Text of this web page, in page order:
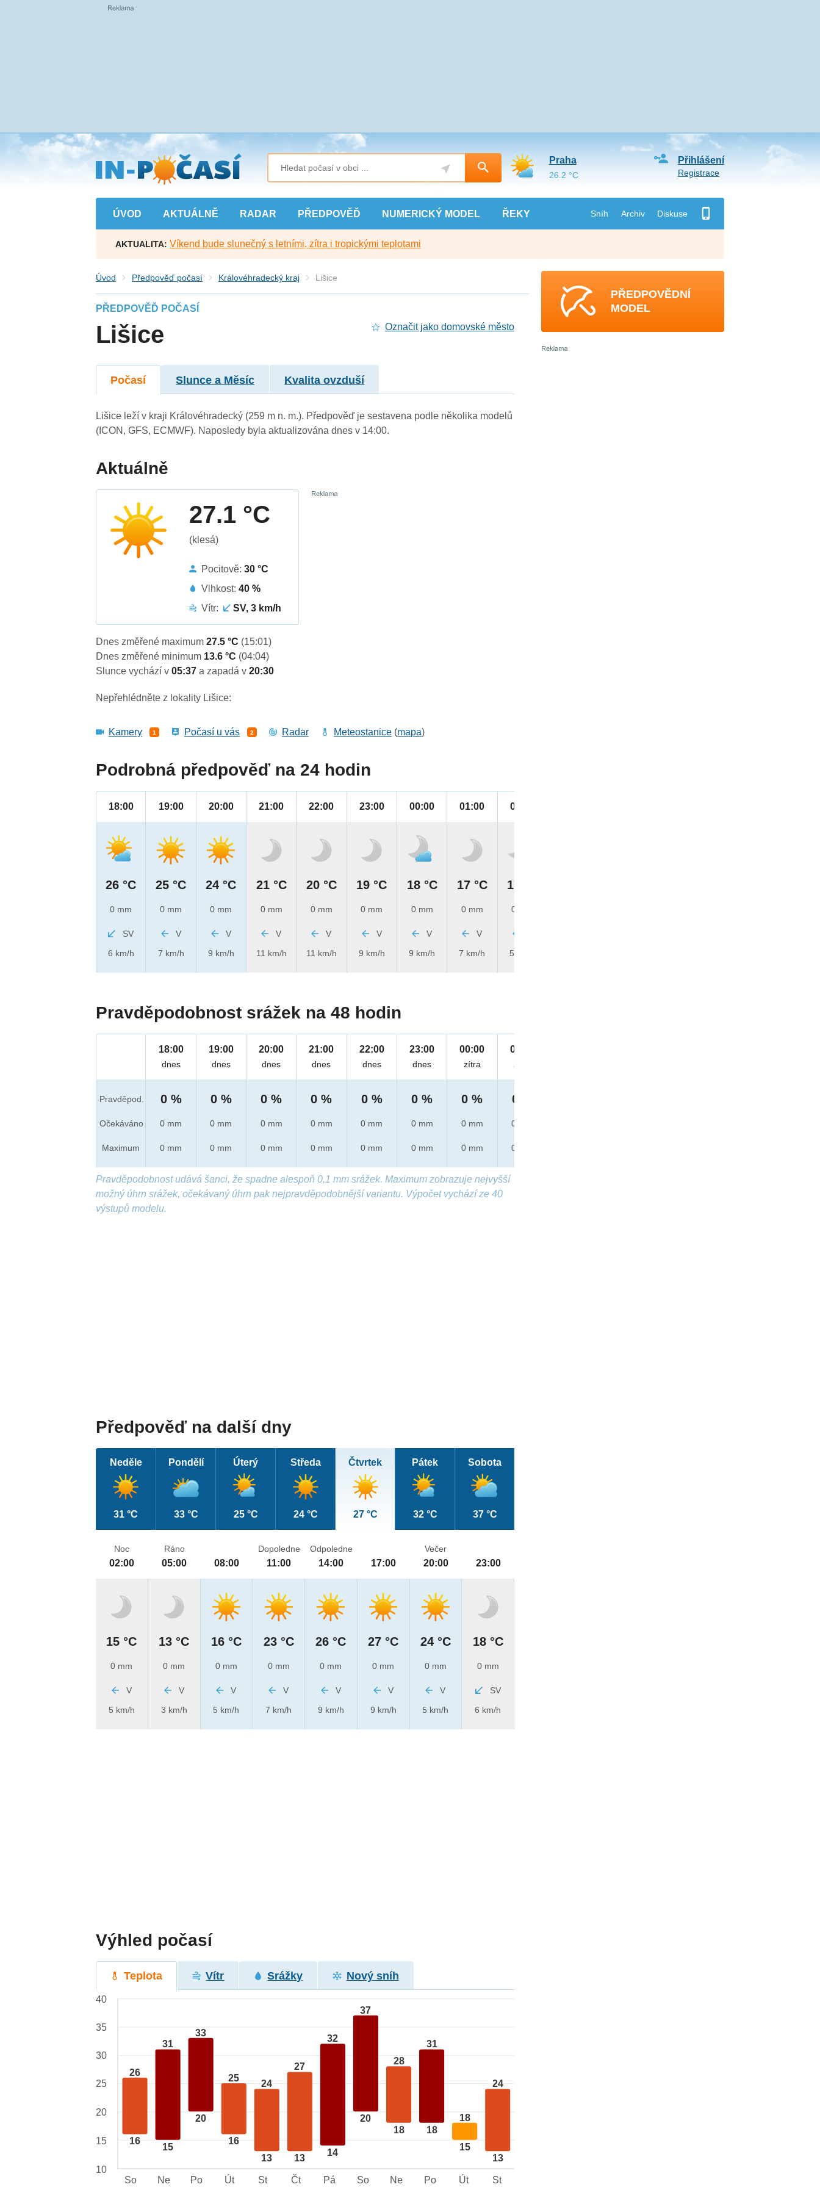
Přejít
na
hlavní
obsah
ÚVOD AKTUÁLNĚ RADAR PŘEDPOVĚĎ NUMERICKÝ MODEL ŘEKY Sníh Archiv Diskuse
Přihlášení
Registrace
Praha
26.2 °C
AKTUALITA: Víkend bude slunečný s letními, zítra i tropickými teplotami
Úvod Předpověď počasí Královéhradecký kraj Lišice
PŘEDPOVĚĎ POČASÍ
Lišice Označit jako domovské město
Počasí Slunce a Měsíc Kvalita ovzduší
Lišice leží v kraji Královéhradecký (259 m n. m.). Předpověď je sestavena podle několika modelů
(ICON, GFS, ECMWF). Naposledy byla aktualizována dnes v 14:00.
Aktuálně
27.1 °C
(klesá)
Pocitově:30 °C
Vlhkost:40 %
Vítr:
SV, 3 km/h
Dnes změřené maximum27.5 °C (15:01)
Dnes změřené minimum 13.6 °C (04:04)
Slunce vychází v05:37a zapadá v20:30
Nepřehlédněte z lokality Lišice:
Kamery 1 Počasí u vás 2 Radar Meteostanice (mapa)
Podrobná předpověď na 24 hodin
18:00
26 °C
0 mm
SV
6 km/h
19:00
25 °C
0 mm
V
7 km/h
20:00
24 °C
0 mm
V
9 km/h
21:00
21 °C
0 mm
V
11 km/h
22:00
20 °C
0 mm
V
11 km/h
23:00
19 °C
0 mm
V
9 km/h
00:00
18 °C
0 mm
V
9 km/h
01:00
17 °C
0 mm
V
7 km/h
02:00
17 °C
0 mm
5 km/h
Pravděpodobnost srážek na 48 hodin
Pravděpod.
Očekáváno
Maximum
18:00
dnes
0 %
0 mm
0 mm
19:00
dnes
0 %
0 mm
0 mm
20:00
dnes
0 %
0 mm
0 mm
21:00
dnes
0 %
0 mm
0 mm
22:00
dnes
0 %
0 mm
0 mm
23:00
dnes
0 %
0 mm
0 mm
00:00
zítra
0 %
0 mm
0 mm
01:00
zítra
0 %
0 mm
0 mm
Pravděpodobnost udává šanci, že spadne alespoň 0,1 mm srážek. Maximum zobrazuje nejvyšší
možný úhrn srážek, očekávaný úhrn pak nejpravděpodobnější variantu. Výpočet vychází ze 40
výstupů modelu.
Předpověď na další dny
Neděle
31 °C
Pondělí
33 °C
Úterý
25 °C
Středa
24 °C
Čtvrtek
27 °C
Pátek
32 °C
Sobota
37 °C
Noc
02:00
15 °C
0 mm
V
5 km/h
Ráno
05:00
13 °C
0 mm
V
3 km/h
08:00
16 °C
0 mm
V
5 km/h
Dopoledne
11:00
23 °C
0 mm
V
7 km/h
Odpoledne
14:00
26 °C
0 mm
V
9 km/h
17:00
27 °C
0 mm
V
9 km/h
Večer
20:00
24 °C
0 mm
V
5 km/h
23:00
18 °C
0 mm
SV
6 km/h
Výhled počasí
Teplota Vítr Srážky Nový sníh
26
16
31
15
33
20
25
16
24
13
27
13
32
14
37
20
28
18
31
18
18
15
24
13
40
35
30
25
20
15
10
So
Ne Po Út St Čt Pá So Ne Po Út St
PŘEDPOVĚDNÍ
MODEL